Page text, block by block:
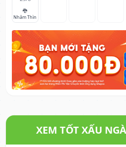
🐉
Nhâm Thìn
XEM TỐT XẤU